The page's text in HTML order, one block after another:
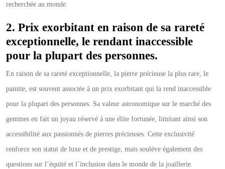
recherchée au monde.
2. Prix exorbitant en raison de sa rareté
exceptionnelle, le rendant inaccessible
pour la plupart des personnes.
En raison de sa rareté exceptionnelle, la pierre précieuse la plus rare, le
painite, est souvent associée à un prix exorbitant qui la rend inaccessible
pour la plupart des personnes. Sa valeur astronomique sur le marché des
gemmes en fait un joyau réservé à une élite fortunée, limitant ainsi son
accessibilité aux passionnés de pierres précieuses. Cette exclusivité
renforce son statut de luxe et de prestige, mais soulève également des
questions sur l’équité et l’inclusion dans le monde de la joaillerie.